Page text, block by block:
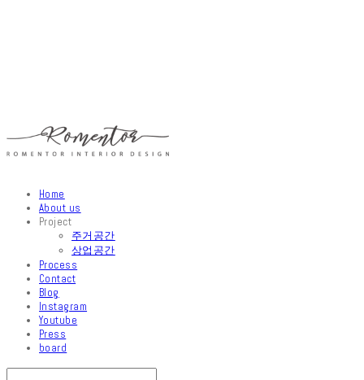
Home
About us
Project
주거공간
상업공간
Process
Contact
Blog
Instagram
Youtube
Press
board